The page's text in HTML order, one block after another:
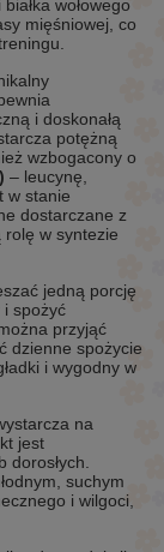
wołowego
mięśniowej, co
i doskonałą
potężną
wzbogacony o
– leucynę,
w stanie
dostarczane z
w syntezie
jedną porcję
i spożyć
przyjąć
dzienne spożycie
i wygodny w
na
jest
suchym
i wilgoci,